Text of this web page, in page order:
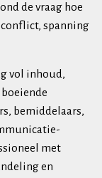
de vraag hoe
spanning
vol inhoud,
bemiddelaars,
met
en